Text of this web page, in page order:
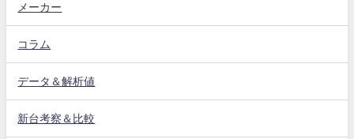
メーカー
コラム
データ＆解析値
新台考察＆比較